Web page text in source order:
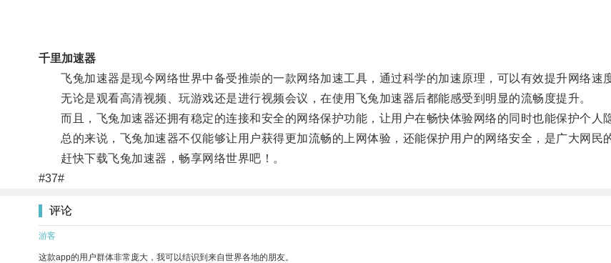
千里加速器
飞兔加速器是现今网络世界中备受推崇的一款网络加速工具，通过科学的加速原理，可以有效提升网络速
无论是观看高清视频、玩游戏还是进行视频会议，在使用飞兔加速器后都能感受到明显的流畅度提升。
而且，飞兔加速器还拥有稳定的连接和安全的网络保护功能，让用户在畅快体验网络的同时也能保护个人隐
总的来说，飞兔加速器不仅能够让用户获得更加流畅的上网体验，还能保护用户的网络安全，是广大网民
赶快下载飞兔加速器，畅享网络世界吧！。
#37#
评论
游客
这款app的用户群体非常庞大，我可以结识到来自世界各地的朋友。